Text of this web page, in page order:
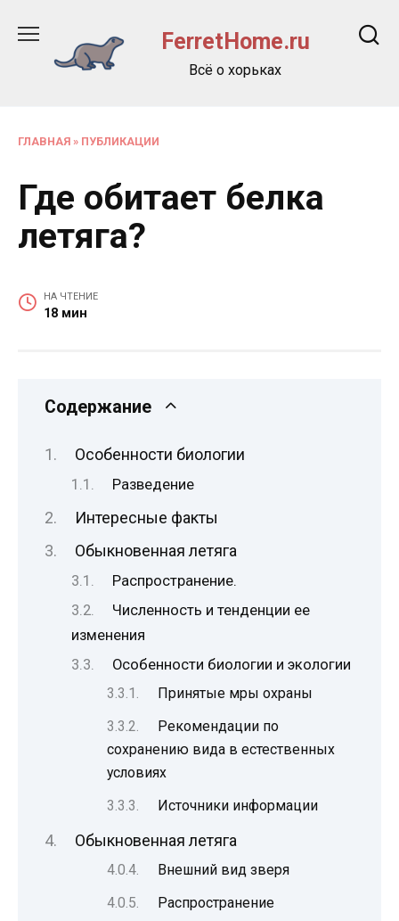
содержанию
FerretHome.ru
Всё о хорьках
ГЛАВНАЯ » ПУБЛИКАЦИИ
Где обитает белка
летяга?
НА ЧТЕНИЕ
18 мин
Содержание
Особенности биологии
Разведение
Интересные факты
Обыкновенная летяга
Распространение.
Численность и тенденции ее
изменения
Особенности биологии и экологии
Принятые мры охраны
Рекомендации по
сохранению вида в естественных
условиях
Источники информации
Обыкновенная летяга
Внешний вид зверя
Распространение